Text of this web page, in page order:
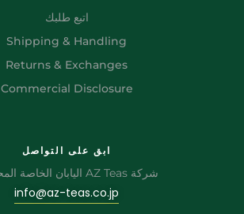
اتبع طلبك
Shipping & Handling
Returns & Exchanges
Commercial Disclosure
ابق على التواصل
شركة AZ Teas اليابان الخاصة المحدودة
info@az-teas.co.jp